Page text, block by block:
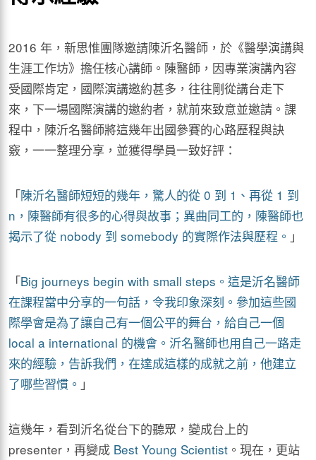
2016 年，新思惟團隊邀請陳沂名醫師，於《醫學演講與
生涯工作坊》擔任核心講師。陳醫師，因專業演講內容
受國際肯定，國際演講邀約甚多，往往剛從講台走下
來，下一場國際演講的邀約者，就前來致意並邀請。課
程中，陳沂名醫師將這幾年出國參賽的心路歷程與訣
竅，一一整理分享，並獲得學員一致好評：
「陳沂名醫師短短的幾年，驚人的從 0 到 1、再從 1 到
n，陳醫師有很多的心得與故事；異曲同工的，陳醫師也
揭示了從 nobody 到 somebody 的實際作法與歷程。 」
「Big journeys begin with small steps。這是沂名醫師
在課程當中分享的一句話，令我印象深刻。參加這些國
際學會是為了讓自己有一個公平的舞台，給自己一個
local a international 的機會。沂名醫師也用自己一路走
來的經驗，告訴我們，在達成這樣的成就之前，他建立
了哪些習慣。 」
這幾年，看到沂名從台下的聽眾，變成台上的
presenter，再變成 Best Young Scientist 。現在，更站